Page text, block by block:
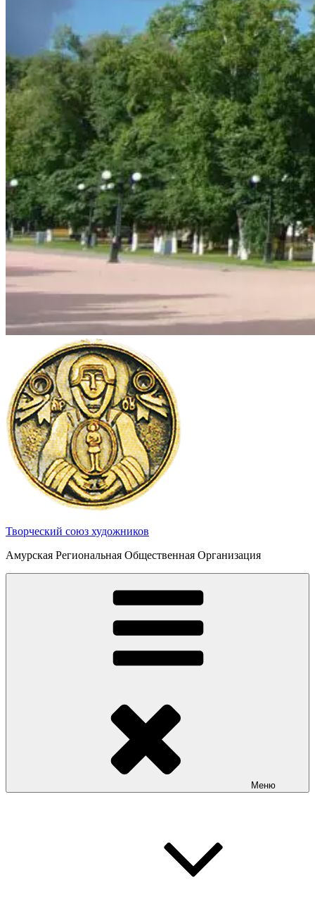
Творческий союз художников
Амурская Региональная Общественная Организация
Меню